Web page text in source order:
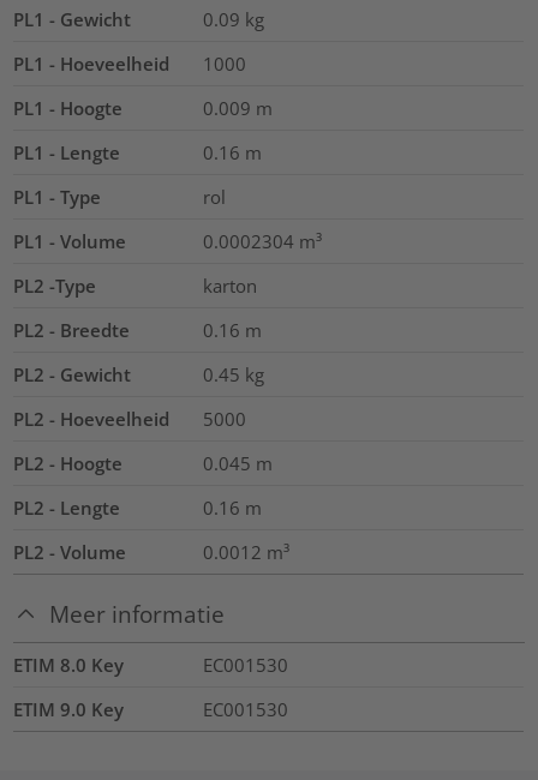
PL1 - Gewicht 0.09 kg
PL1 - Hoeveelheid
1000
PL1 - Hoogte
0.009 m
PL1 - Lengte
0.16 m
PL1 - Type
rol
PL1 - Volume
0.0002304 m³
PL2 -Type
karton
PL2 - Breedte
0.16 m
PL2 - Gewicht
0.45 kg
PL2 - Hoeveelheid
5000
PL2 - Hoogte
0.045 m
PL2 - Lengte
0.16 m
PL2 - Volume
0.0012 m³
Meer informatie
ETIM 8.0 Key
EC001530
ETIM 9.0 Key
EC001530